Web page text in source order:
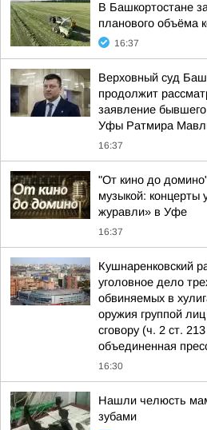
В Башкортостане
планового объёма
16:37
Верховный суд
продолжит
заявление
Уфы Ратмира
16:37
"От кино до
музыкой:
журавли» в Уфе
16:37
Кушнаренковский
уголовное дело
обвиняемых в
оружия группой
сговору (ч. 2 ст.
объединенная
16:30
Нашли челюсть
зубами